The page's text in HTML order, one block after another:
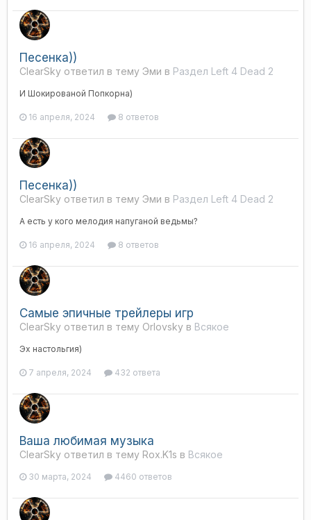
Песенка))
ClearSky ответил в тему Эми в Раздел Left 4 Dead 2
И Шокированой Попкорна)
16 апреля, 2024 8 ответов
Песенка))
ClearSky ответил в тему Эми в Раздел Left 4 Dead 2
А есть у кого мелодия напуганой ведьмы?
16 апреля, 2024 8 ответов
Самые эпичные трейлеры игр
ClearSky ответил в тему Orlovsky в Всякое
Эх настольгия)
7 апреля, 2024 432 ответа
Ваша любимая музыка
ClearSky ответил в тему Rox.K1s в Всякое
30 марта, 2024 4460 ответов